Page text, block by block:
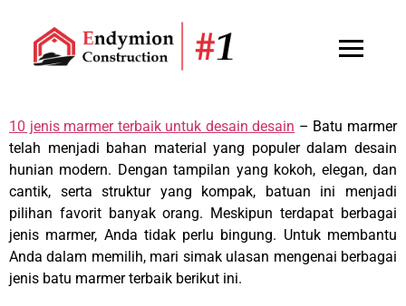
10 jenis marmer terbaik untuk desain desain – Batu marmer
telah menjadi bahan material yang populer dalam desain
hunian modern. Dengan tampilan yang kokoh, elegan, dan
cantik, serta struktur yang kompak, batuan ini menjadi
pilihan favorit banyak orang. Meskipun terdapat berbagai
jenis marmer, Anda tidak perlu bingung. Untuk membantu
Anda dalam memilih, mari simak ulasan mengenai berbagai
jenis batu marmer terbaik berikut ini.